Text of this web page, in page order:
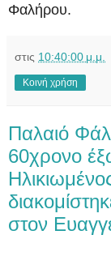
Φαλήρου.
στις 10:40:00 μ.μ.
Κοινή χρήση
Παλαιό
60χρονο
στον